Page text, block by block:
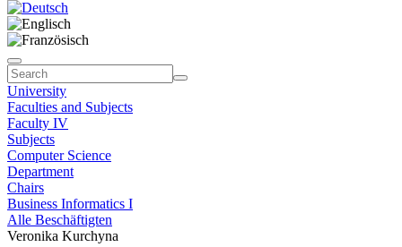
University
Faculties and Subjects
Faculty IV
Subjects
Computer Science
Department
Chairs
Business Informatics I
Alle Beschäftigten
Veronika Kurchyna